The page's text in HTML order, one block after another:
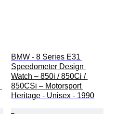
BMW - 8 Series E31
Speedometer Design
Watch – 850i / 850Ci /
850CSi – Motorsport
Heritage - Unisex - 1990